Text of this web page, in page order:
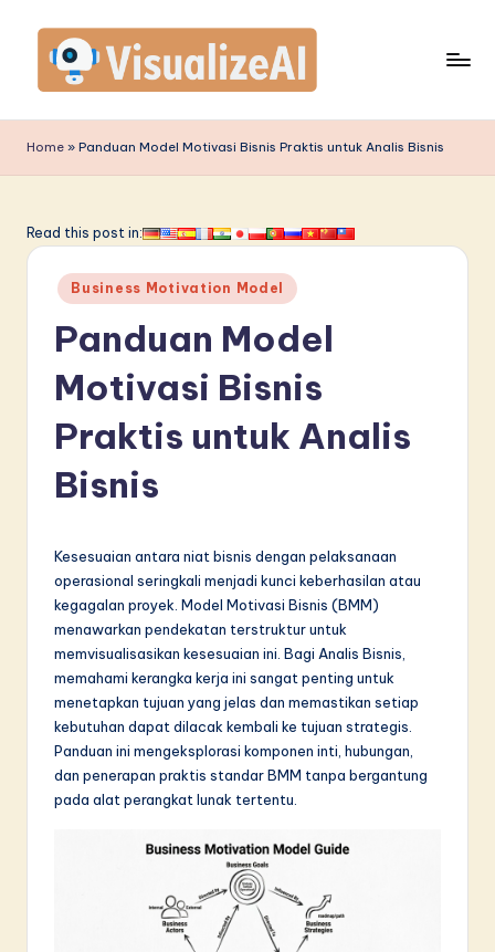
content
is
u
li
o
si
L
Home » Panduan Model Motivasi Bisnis Praktis untuk Analis Bisnis
Read this post in:
Posted
in
Business Motivation Model
Panduan Model
Motivasi Bisnis
Praktis untuk Analis
Bisnis
Kesesuaian antara niat bisnis dengan pelaksanaan
operasional seringkali menjadi kunci keberhasilan atau
kegagalan proyek. Model Motivasi Bisnis (BMM)
menawarkan pendekatan terstruktur untuk
memvisualisasikan kesesuaian ini. Bagi Analis Bisnis,
memahami kerangka kerja ini sangat penting untuk
menetapkan tujuan yang jelas dan memastikan setiap
kebutuhan dapat dilacak kembali ke tujuan strategis.
Panduan ini mengeksplorasi komponen inti, hubungan,
dan penerapan praktis standar BMM tanpa bergantung
pada alat perangkat lunak tertentu.